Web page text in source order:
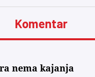
prijatno. Dobićete znatno
bili lojalni, entuzijastični
nositi veću političku
u Subotici. To jeste
Komentar
nema kajanja